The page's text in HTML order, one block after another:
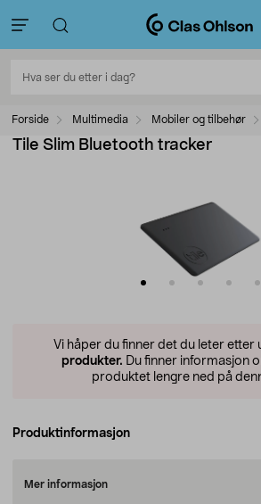
Forside Multimedia Mobiler og tilbehør
Tile Slim Bluetooth tracker
Vi håper du finner det du leter etter
produkter. Du finner informasjon
produktet lengre ned på
Produktinformasjon
Mer informasjon